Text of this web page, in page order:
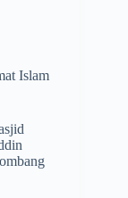
Islam